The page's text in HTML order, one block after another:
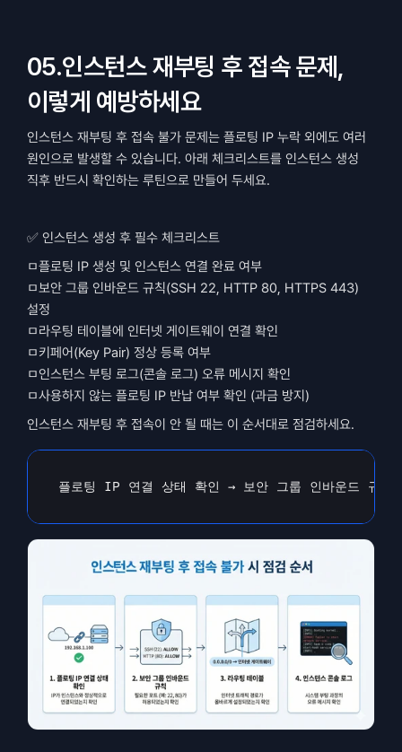
05.인스턴스 재부팅 후 접속 문제,
이렇게 예방하세요
인스턴스 재부팅 후 접속 불가 문제는 플로팅 IP 누락 외에도 여러
원인으로 발생할 수 있습니다. 아래 체크리스트를 인스턴스 생성
직후 반드시 확인하는 루틴으로 만들어 두세요.
✅ 인스턴스 생성 후 필수 체크리스트
ㅁ플로팅 IP 생성 및 인스턴스 연결 완료 여부
ㅁ보안 그룹 인바운드 규칙(SSH 22, HTTP 80, HTTPS 443)
설정
ㅁ라우팅 테이블에 인터넷 게이트웨이 연결 확인
ㅁ키페어(Key Pair) 정상 등록 여부
ㅁ인스턴스 부팅 로그(콘솔 로그) 오류 메시지 확인
ㅁ사용하지 않는 플로팅 IP 반납 여부 확인 (과금 방지)
인스턴스 재부팅 후 접속이 안 될 때는 이 순서대로 점검하세요.
플로팅 IP 연결 상태 확인 → 보안 그룹 인바운드 규칙